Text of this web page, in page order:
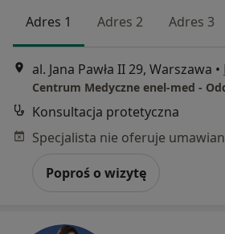
Adres 1 Adres 2 Adres 3
al. Jana Pawła II 29, Warszawa •
Centrum Medyczne enel-med -
Konsultacja protetyczna
Poproś o wizytę